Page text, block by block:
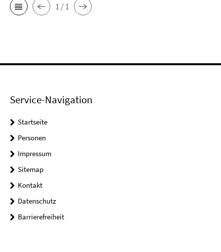
1 / 1
Service-Navigation
Startseite
Personen
Impressum
Sitemap
Kontakt
Datenschutz
Barrierefreiheit